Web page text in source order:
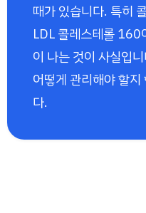
때가 있습니다. 특히
LDL 콜레스테롤 160
이 나는 것이 사실입
어떻게 관리해야 할
다.